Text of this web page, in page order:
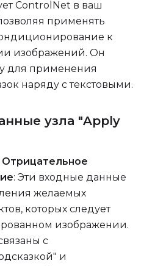
ControlNet в ваш
применять
к
изображений. Он
для применения
наряду с текстовыми.
узла "Apply
: Эти входные данные
желаемых
которых следует
изображении.
с
и